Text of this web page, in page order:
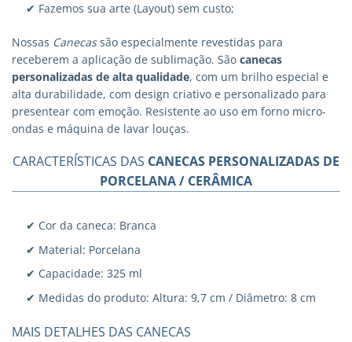
✔ Fazemos sua arte (Layout) sem custo;
Nossas Canecassão especialmente revestidas para
receberem a aplicação de sublimação. São canecas
personalizadas de alta qualidade, com um brilho especial e
alta durabilidade, com design criativo e personalizado para
presentear com emoção. Resistente ao uso em forno micro-
ondas e máquina de lavar louças.
CARACTERÍSTICAS DAS CANECAS PERSONALIZADAS DE
PORCELANA / CERÂMICA
✔ Cor da caneca: Branca
✔ Material: Porcelana
✔ Capacidade: 325 ml
✔ Medidas do produto: Altura: 9,7 cm / Diâmetro: 8 cm
MAIS DETALHES DAS CANECAS